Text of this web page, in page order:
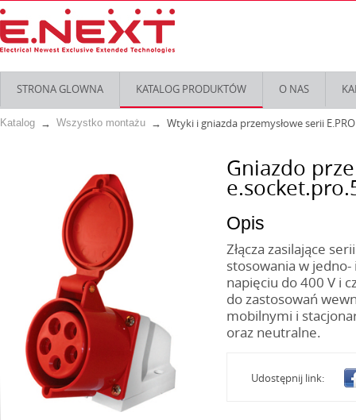
STRONA GLOWNA KATALOG PRODUKTÓW O NAS
Katalog Wszystko montażu Wtyki i gniazda przemysłowe serii E.PRO
Gniazdo
Opis
Złącza zasilające
stosowania w
napięciu do 400 V i
do zastosowań
mobilnymi i
oraz neutralne.
Udostępnij link: